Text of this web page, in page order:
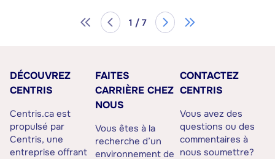
1 / 7
DÉCOUVREZ
CENTRIS
Centris.ca est
propulsé par
Centris, une
entreprise offrant
FAITES
CARRIÈRE CHEZ
NOUS
Vous êtes à la
recherche d’un
environnement de
CONTACTEZ
CENTRIS
Vous avez des
questions ou des
commentaires à
nous soumettre?